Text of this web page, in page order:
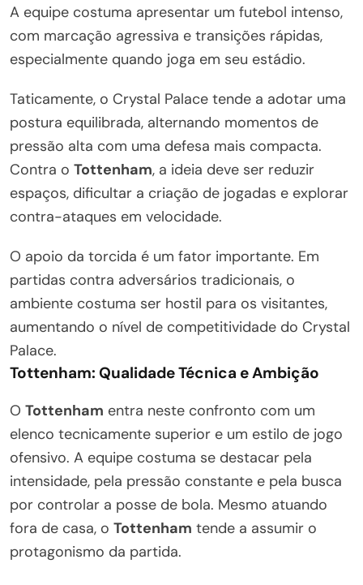
A equipe costuma apresentar um futebol intenso,
com marcação agressiva e transições rápidas,
especialmente quando joga em seu estádio.
Taticamente, o Crystal Palace tende a adotar uma
postura equilibrada, alternando momentos de
pressão alta com uma defesa mais compacta.
Contra o Tottenham, a ideia deve ser reduzir
espaços, dificultar a criação de jogadas e explorar
contra-ataques em velocidade.
O apoio da torcida é um fator importante. Em
partidas contra adversários tradicionais, o
ambiente costuma ser hostil para os visitantes,
aumentando o nível de competitividade do Crystal
Palace.
Tottenham: Qualidade Técnica e Ambição
O Tottenham entra neste confronto com um
elenco tecnicamente superior e um estilo de jogo
ofensivo. A equipe costuma se destacar pela
intensidade, pela pressão constante e pela busca
por controlar a posse de bola. Mesmo atuando
fora de casa, o Tottenham tende a assumir o
protagonismo da partida.